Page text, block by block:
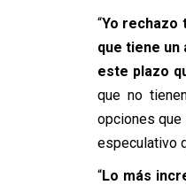
“Yo rechazo
que tiene
este plazo
que no
opciones que
especulativo
“Lo más